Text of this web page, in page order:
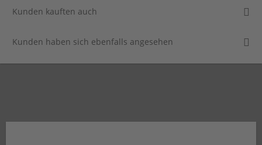
Kunden kauften auch
Kunden haben sich ebenfalls angesehen